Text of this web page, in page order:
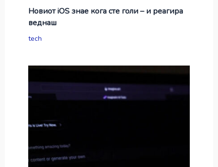
Новиот iOS знае кога сте голи – и реагира
веднаш
tech